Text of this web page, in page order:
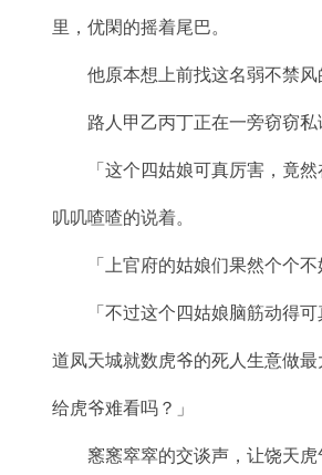
里，优閑的摇着尾巴。
他原本想上前找这名弱不禁风
路人甲乙丙丁正在一旁窃窃私
「这个四姑娘可真厉害，竟然
叽叽喳喳的说着。
「上官府的姑娘们果然个个不
「不过这个四姑娘脑筋动得可
道凤天城就数虎爷的死人生意做
给虎爷难看吗？」
窸窸窣窣的交谈声，让饶天虎